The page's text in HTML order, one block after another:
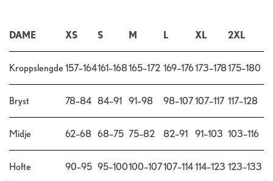
DAME XS S M L XL 2XL
Kroppslengde157–164161–168165–172 169–176173–178175–180
Bryst 78–84 84–91 91–98 98–107107–117 117–128
Midje 62–68 68–75 75–82 82–91 91–103 103–116
Hofte 90–95 95–100100–107107–114114–123 123–133